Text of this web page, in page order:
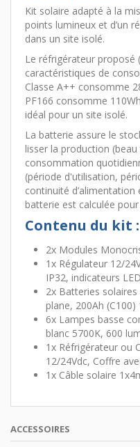
Kit solaire adapté à la
points lumineux et d’un
dans un site isolé.
Le réfrigérateur proposé
caractéristiques de
Classe A++ consomme
PF166 consomme
idéal pour un site isolé.
La batterie assure le
lisser la production
consommation
(période d'utilisation,
continuité d’alimentation
batterie est calculée
Contenu du kit :
2x Modules
1x Régulateur 12/
IP32, indicateurs LED
2x Batteries
plane, 200Ah (C100)
6x Lampes basse
blanc 5700K, 600
1x Réfrigérateur ou
12/24Vdc, Coffre
1x Câble solaire
ACCESSOIRES